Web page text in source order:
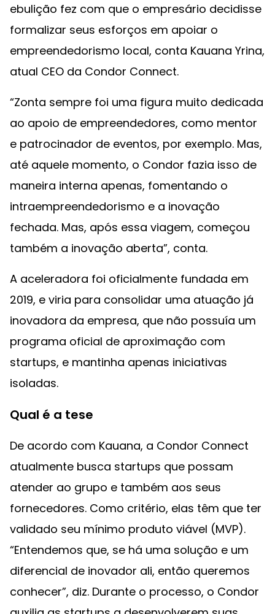
ebulição fez com que o empresário decidisse
formalizar seus esforços em apoiar o
empreendedorismo local, conta Kauana Yrina,
atual CEO da Condor Connect.
“Zonta sempre foi uma figura muito dedicada
ao apoio de empreendedores, como mentor
e patrocinador de eventos, por exemplo. Mas,
até aquele momento, o Condor fazia isso de
maneira interna apenas, fomentando o
intraempreendedorismo e a inovação
fechada. Mas, após essa viagem, começou
também a inovação aberta”, conta.
A aceleradora foi oficialmente fundada em
2019, e viria para consolidar uma atuação já
inovadora da empresa, que não possuía um
programa oficial de aproximação com
startups, e mantinha apenas iniciativas
isoladas.
Qual é a tese
De acordo com Kauana, a Condor Connect
atualmente busca startups que possam
atender ao grupo e também aos seus
fornecedores. Como critério, elas têm que ter
validado seu mínimo produto viável (MVP).
“Entendemos que, se há uma solução e um
diferencial de inovador ali, então queremos
conhecer”, diz. Durante o processo, o Condor